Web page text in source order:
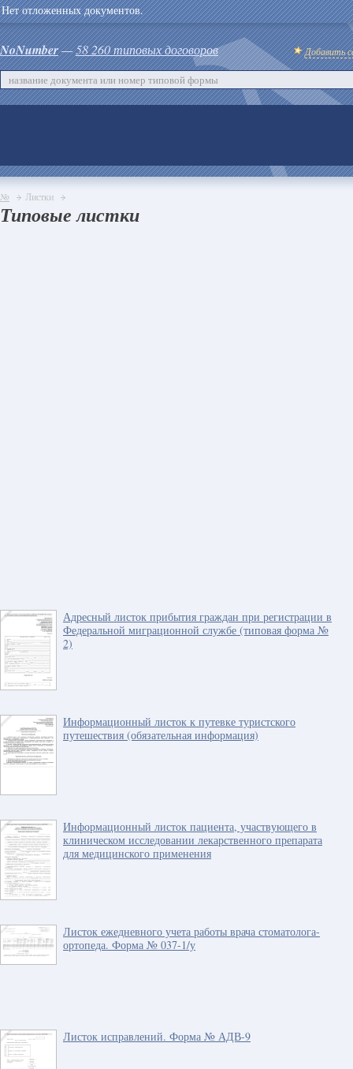
Нет отложенных документов.
NoNumber—58 260 типовых договоров Добавить
№ Листки
Типовые листки
Адресный листок прибытия граждан при регистрации в
Федеральной миграционной службе (типовая форма №
2)
Информационный листок к путевке туристского
путешествия (обязательная информация)
Информационный листок пациента, участвующего в
клиническом исследовании лекарственного препарата
для медицинского применения
Листок ежедневного учета работы врача стоматолога-
ортопеда. Форма № 037-1/у
Листок исправлений. Форма № АДВ-9